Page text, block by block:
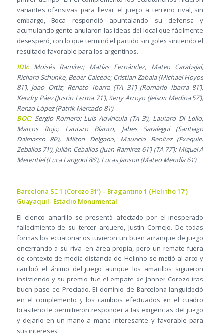
variantes ofensivas para llevar el juego a terreno rival, sin
embargo, Boca respondió apuntalando su defensa y
acumulando gente anularon las ideas del local que fácilmente
desesperó, con lo que terminó el partido sin goles sintiendo el
resultado favorable para los argentinos.
IDV:Moisés Ramírez; Matías Fernández, Mateo Carabajal,
Richard Schunke, Beder Caicedo; Cristian Zabala (Michael Hoyos
81’), Joao Ortiz; Renato Ibarra (TA 31’) (Romario Ibarra 81’),
Kendry Páez (Justin Lerma 71’), Keny Arroyo (Jeison Medina 57’);
Renzo López (Patrik Mercado 81’)
BOC:Sergio Romero; Luis Advíncula (TA 3’), Lautaro Di Lollo,
Marcos Rojo; Lautaro Blanco, Jabes Saralegui (Santiago
Dalmasso 86’), Milton Delgado, Mauricio Benítez (Exequiel
Zeballos 71’), Julián Ceballos (Juan Ramírez 61’) (TA 77’); Miguel A
Merentiel (Luca Langoni 86’), Lucas Janson (Mateo Mendía 61’)
Barcelona SC 1 (Corozo 31’) – Bragantino 1 (Helinho 17’)
Guayaquil- Estadio Monumental
El elenco amarillo se presentó afectado por el inesperado
fallecimiento de su tercer arquero, Justin Cornejo. De todas
formas los ecuatorianos tuvieron un buen arranque de juego
encerrando a su rival en área propia, pero un remate fuera
de contexto de media distancia de Helinho se metió al arco y
cambió el ánimo del juego aunque los amarillos siguieron
insistiendo y su premio fue el empate de Janner Corozo tras
buen pase de Preciado. El dominio de Barcelona languideció
en el complemento y los cambios efectuados en el cuadro
brasileño le permitieron responder a las exigencias del juego
y dejarlo en un mano a mano interesante y favorable para
sus intereses.